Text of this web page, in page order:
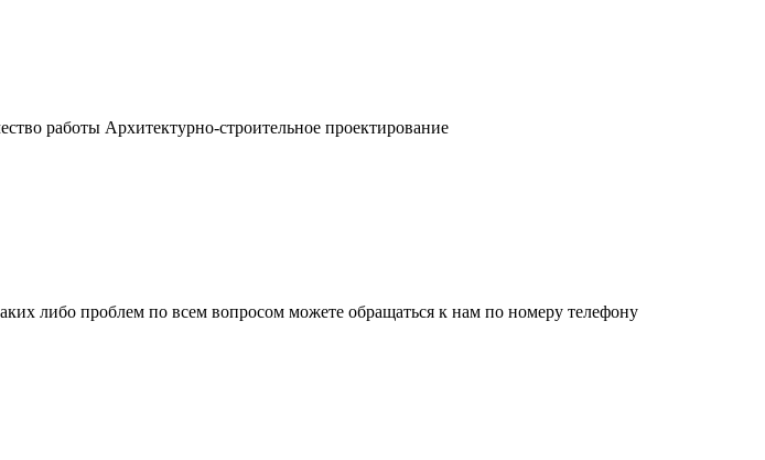
работы Архитектурно-строительное проектирование
либо проблем по всем вопросом можете обращаться к нам по номеру телефону